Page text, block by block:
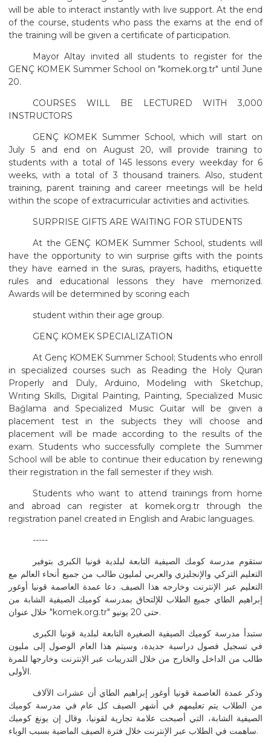
will be able to interact instantly with live support. At the end
of the course, students who pass the exams at the end of
the training will be given a certificate of participation.
Mayor Altay invited all students to register for the
GENÇ KOMEK Summer School on "komek.org.tr" until June
20.
COURSES WILL BE LECTURED WITH 3,000
INSTRUCTORS
GENÇ KOMEK Summer School, which will start on
July 5 and end on August 20, will provide training to
students with a total of 145 lessons every weekday for 6
weeks, with a total of 3 thousand trainers. Also, student
training, parent training and career meetings will be held
within the scope of extracurricular activities and activities.
SURPRISE GIFTS ARE WAITING FOR STUDENTS
At the GENÇ KOMEK Summer School, students will
have the opportunity to win surprise gifts with the points
they have earned in the suras, prayers, hadiths, etiquette
rules and educational lessons they have memorized.
Awards will be determined by scoring each
student within their age group.
GENÇ KOMEK SPECIALIZATION
At Genç KOMEK Summer School; Students who enroll
in specialized courses such as Reading the Holy Quran
Properly and Duly, Arduino, Modeling with Sketchup,
Writing Skills, Digital Painting, Painting, Specialized Music
Bağlama and Specialized Music Guitar will be given a
placement test in the subjects they will choose and
placement will be made according to the results of the
exam. Students who successfully complete the Summer
School will be able to continue their education by renewing
their registration in the fall semester if they wish.
Students who want to attend trainings from home
and abroad can register at komek.org.tr through the
registration panel created in English and Arabic languages.
-----
ستقوم مدرسة كومك الصيفية التابعة لبلدية قونيا الكبرى بتوفير
التعليم التركي والإنجليزي والعربي لمليون طالب من جميع أنحاء العالم مع
التعليم عبر الإنترنت وخارجه هذا الصيف. دعا عمدة العاصمة قونيا أوغور
إبراهيم الطاي جميع الطلاب للإلتحاق بمدرسة كوميك الصيفية الشابة من
خلال عنوان "komek.org.tr" حتى 20 يونيو.
ستبدأ مدرسة كوميك الصيفية الصغيرة التابعة لبلدية قونيا الكبرى
في تسجيل فصول دراسية جديدة، وسيتم هذا العام الوصول إلى مليون
طالب من الداخل والخارج من خلال التدريبات عبر الإنترنت وخارجها للمرة
الأولى.
وذكر عمدة العاصمة قونيا أوغور إبراهيم الطاي أن عشرات الآلاف
من الطلاب يتم تعليمهم في أشهر الصيف كل عام في مدرسة كوميك
الصيفية الشابة، التي أصبحت علامة تجارية لقونيا، وقال إن يونغ كوميك
ساهمت في الطلاب عبر الإنترنت خلال فترة الصيف الماضية بسبب الوباء.